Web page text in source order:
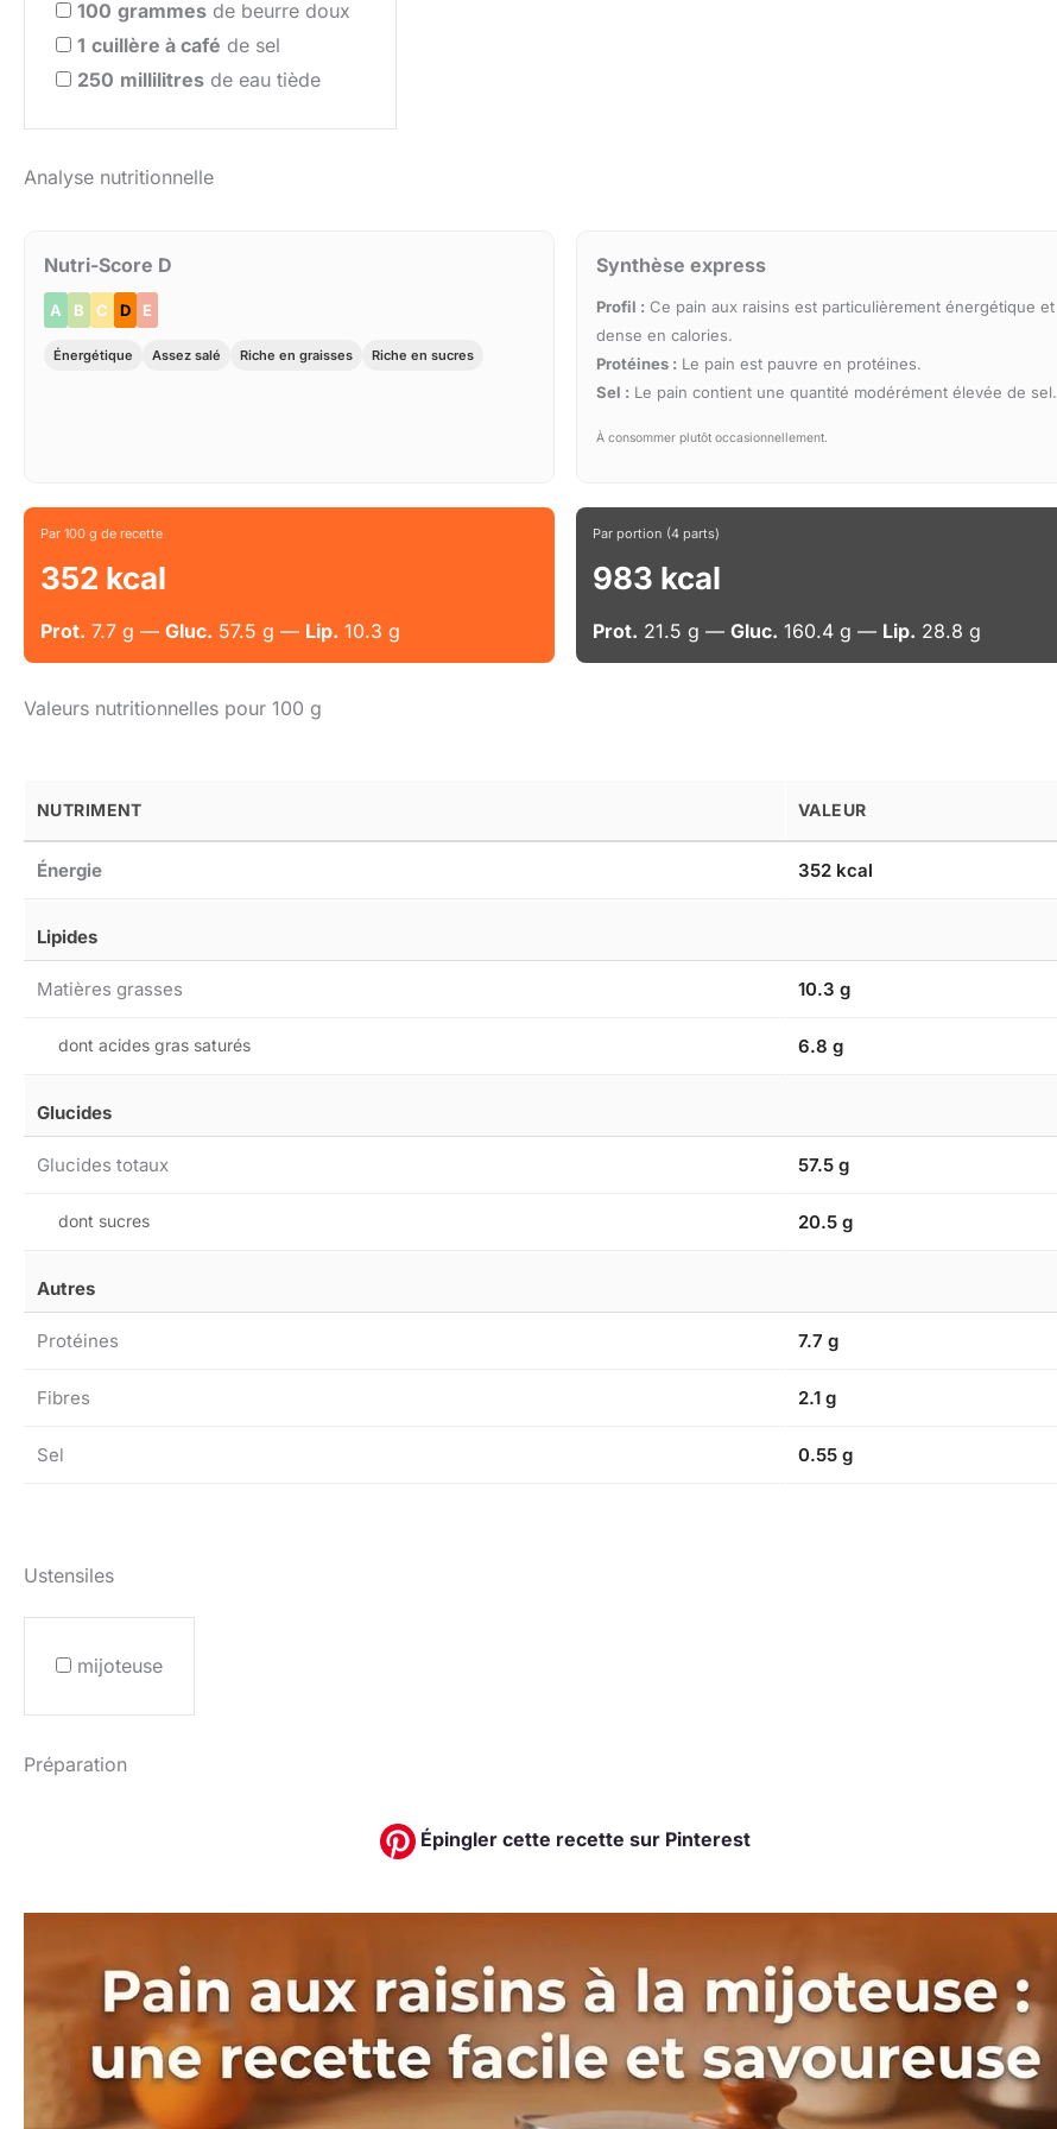
100 grammes de beurre doux
1 cuillère à café de sel
250 millilitres de eau tiède
Analyse nutritionnelle
Nutri-Score D
A B C D E
Énergétique Assez salé Riche en graisses Riche en sucres
Synthèse express
Profil : Ce pain aux raisins est particulièrement énergétique et
dense en calories.
Protéines : Le pain est pauvre en protéines.
Sel : Le pain contient une quantité modérément élevée de sel.
À consommer plutôt occasionnellement.
Par 100 g de recette
352 kcal
Prot. 7.7 g — Gluc. 57.5 g — Lip. 10.3 g
Par portion (4 parts)
983 kcal
Prot. 21.5 g —Gluc. 160.4 g — Lip. 28.8 g
Valeurs nutritionnelles pour 100 g
NUTRIMENT VALEUR
Énergie 352 kcal
Lipides
Matières grasses 10.3 g
dont acides gras saturés 6.8 g
Glucides
Glucides totaux 57.5 g
dont sucres 20.5 g
Autres
Protéines 7.7 g
Fibres 2.1 g
Sel 0.55 g
Ustensiles
mijoteuse
Préparation
Épingler cette recette sur Pinterest